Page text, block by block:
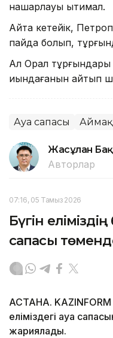
нашарлауы ықтимал.
Айта кетейік,
пайда болып,
Ал Орал тұрғындары
қиындағанын айтып
Ауа сапасы Аймақ
Жасұлан
Авторлар
07:16, 05 Тамыз 2026
Бүгін
сапасы
АСТАНА. KAZINFORM
еліміздегі ауа
жариялады.